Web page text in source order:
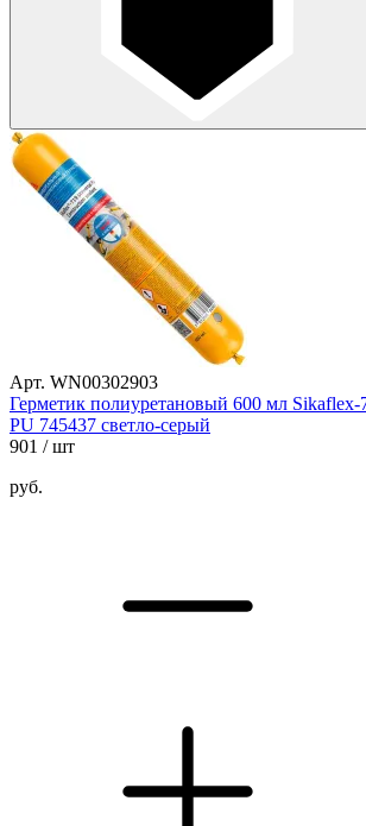
Арт. WN00302903
Герметик полиуретановый 600 мл
PU 745437 светло-серый
901 / шт
руб.